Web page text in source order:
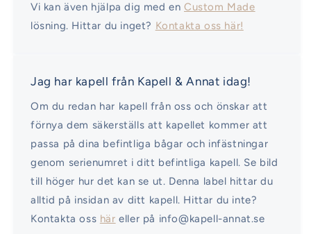
Vi kan även hjälpa dig med enCustom Made
lösning. Hittar du inget? Kontakta oss här!
Jag har kapell från Kapell & Annat idag!
Om du redan har kapell från oss och önskar att
förnya dem säkerställs att kapellet kommer att
passa på dina befintliga bågar och infästningar
genom serienumret i ditt befintliga kapell. Se bild
till höger hur det kan se ut. Denna label hittar du
alltid på insidan av ditt kapell. Hittar du inte?
Kontakta oss här eller på info@kapell-annat.se